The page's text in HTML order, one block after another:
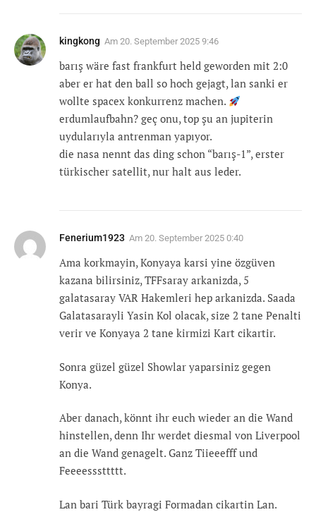
kingkong Am 20. September 2025 9:46
barış wäre fast frankfurt held geworden mit 2:0
aber er hat den ball so hoch gejagt, lan sanki er
wollte spacex konkurrenz machen.
erdumlaufbahn? geç onu, top şu an jupiterin
uydularıyla antrenman yapıyor.
die nasa nennt das ding schon “barış-1”, erster
türkischer satellit, nur halt aus leder.
Fenerium1923 Am 20. September 2025 0:40
Ama korkmayin, Konyaya karsi yine özgüven
kazana bilirsiniz, TFFsaray arkanizda, 5
galatasaray VAR Hakemleri hep arkanizda. Saada
Galatasarayli Yasin Kol olacak, size 2 tane Penalti
verir ve Konyaya 2 tane kirmizi Kart cikartir.
Sonra güzel güzel Showlar yaparsiniz gegen
Konya.
Aber danach, könnt ihr euch wieder an die Wand
hinstellen, denn Ihr werdet diesmal von Liverpool
an die Wand genagelt. Ganz Tiieeefff und
Feeeesssttttt.
Lan bari Türk bayragi Formadan cikartin Lan.